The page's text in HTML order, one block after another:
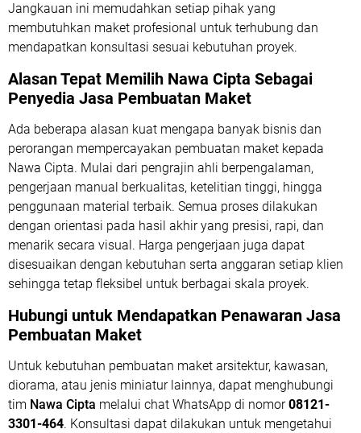
Jangkauan ini memudahkan setiap pihak yang
membutuhkan maket profesional untuk terhubung dan
mendapatkan konsultasi sesuai kebutuhan proyek.
Alasan Tepat Memilih Nawa Cipta Sebagai
Penyedia Jasa Pembuatan Maket
Ada beberapa alasan kuat mengapa banyak bisnis dan
perorangan mempercayakan pembuatan maket kepada
Nawa Cipta. Mulai dari pengrajin ahli berpengalaman,
pengerjaan manual berkualitas, ketelitian tinggi, hingga
penggunaan material terbaik. Semua proses dilakukan
dengan orientasi pada hasil akhir yang presisi, rapi, dan
menarik secara visual. Harga pengerjaan juga dapat
disesuaikan dengan kebutuhan serta anggaran setiap klien
sehingga tetap fleksibel untuk berbagai skala proyek.
Hubungi untuk Mendapatkan Penawaran Jasa
Pembuatan Maket
Untuk kebutuhan pembuatan maket arsitektur, kawasan,
diorama, atau jenis miniatur lainnya, dapat menghubungi
tim Nawa Cipta melalui chat WhatsApp di nomor08121-
3301-464. Konsultasi dapat dilakukan untuk mengetahui